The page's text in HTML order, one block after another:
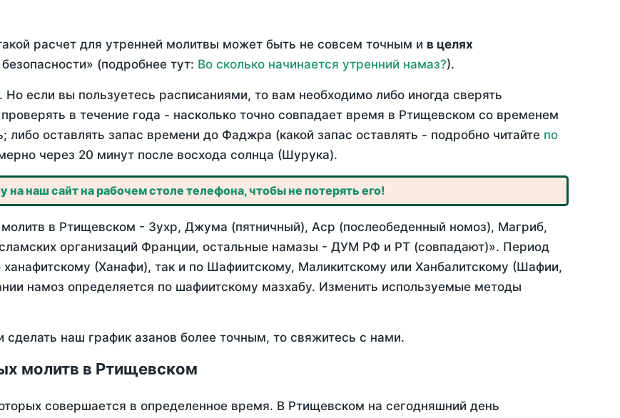
расчет для утренней молитвы может быть не совсем точным и в целях
(подробнее тут: Во сколько начинается утренний намаз?).
если вы пользуетесь расписаниями, то вам необходимо либо иногда сверять
в течение года - насколько точно совпадает время в Ртищевском со временем
либо оставлять запас времени до Фаджра (какой запас оставлять - подробно читайте по
через 20 минут после восхода солнца (Шурука).
на наш сайт на рабочем столе телефона, чтобы не потерять его!
в Ртищевском - Зухр, Джума (пятничный), Аср (послеобеденный номоз), Магриб,
организаций Франции, остальные намазы - ДУМ РФ и РТ (совпадают)». Период
(Ханафи), так и по Шафиитскому, Маликитскому или Ханбалитскому (Шафии,
намоз определяется по шафиитскому мазхабу. Изменить используемые методы
сделать наш график азанов более точным, то свяжитесь с нами.
молитв в Ртищевском
совершается в определенное время. В Ртищевском на сегодняшний день